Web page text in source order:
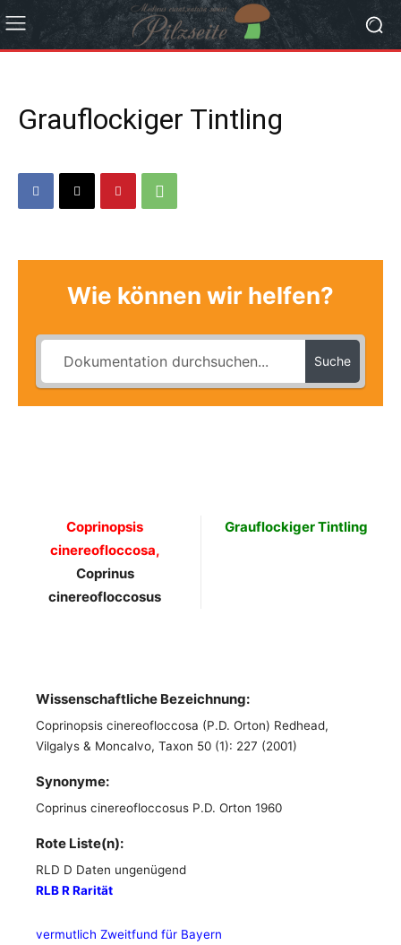
Grauflockiger Tintling
Wie können wir helfen?
Suche
Coprinopsis
cinereofloccosa,
Coprinus
cinereofloccosus
Grauflockiger Tintling
Wissenschaftliche Bezeichnung:
Coprinopsis cinereofloccosa (P.D. Orton) Redhead,
Vilgalys & Moncalvo, Taxon 50 (1): 227 (2001)
Synonyme:
Coprinus cinereofloccosus P.D. Orton 1960
Rote Liste(n):
RLD D Daten ungenügend
RLB R Rarität
vermutlich Zweitfund für Bayern